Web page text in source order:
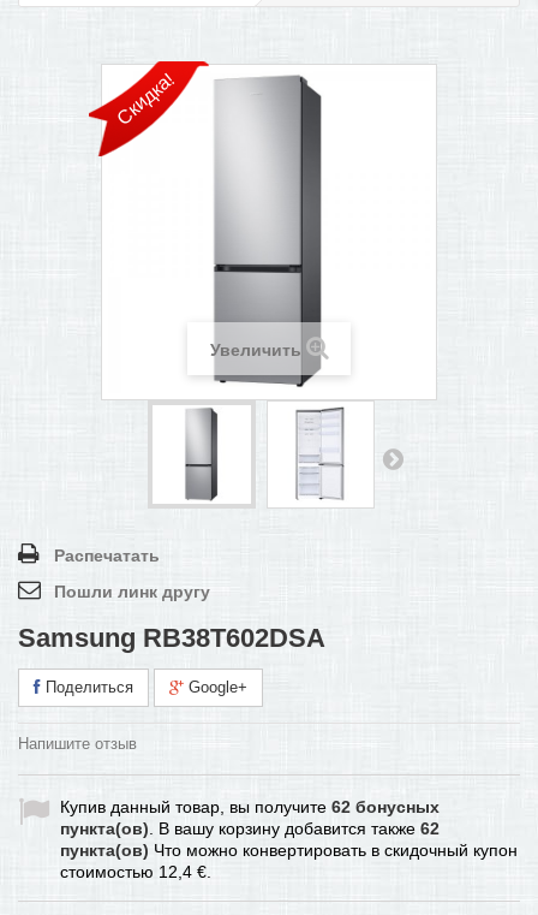
КОНТАКТЫ И РЕКВИЗИТЫ
БОНУСНАЯ ПРОГРАММА
Скидка!
Увеличить
Распечатать
Пошли линк другу
Samsung RB38T602DSA
Поделиться Google+
Напишите отзыв
Купив данный товар, вы получите 62 бонусных
пункта(ов) . В вашу корзину добавится также 62
пункта(ов) Что можно конвертировать в скидочный купон
стоимостью 12,4 €